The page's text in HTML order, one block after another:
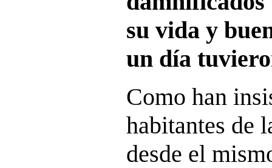
su vida y
un día
Como han
habitantes de
desde el